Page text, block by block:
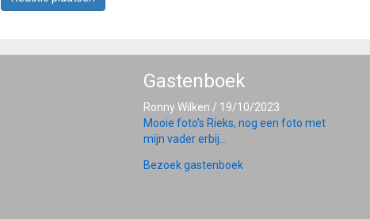
Gastenboek
Ronny Wilken / 19/10/2023
Mooie foto's Rieks, nog een foto met
mijn vader erbij...
Bezoek gastenboek